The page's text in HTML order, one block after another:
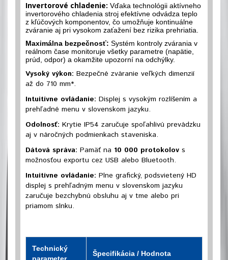
Invertorové chladenie: Vďaka technológii aktívneho
invertorového chladenia stroj efektívne odvádza teplo
z kľúčových komponentov, čo umožňuje kontinuálne
zváranie aj pri vysokom zaťažení bez rizika prehriatia.
Maximálna bezpečnosť: Systém kontroly zvárania v
reálnom čase monitoruje všetky parametre (napätie,
prúd, odpor) a okamžite upozorní na odchýlky.
Vysoký výkon: Bezpečné zváranie veľkých dimenzií
až do 710 mm*.
Intuitívne ovládanie: Displej s vysokým rozlíšením a
prehľadné menu v slovenskom jazyku.
Odolnosť: Krytie IP54 zaručuje spoľahlivú prevádzku
aj v náročných podmienkach staveniska.
Dátová správa: Pamäť na 10 000 protokolov s
možnosťou exportu cez USB alebo Bluetooth.
Intuitívne ovládanie: Plne grafický, podsvietený HD
displej s prehľadným menu v slovenskom jazyku
zaručuje bezchybnú obsluhu aj v tme alebo pri
priamom slnku.
Technický
Špecifikácia / Hodnota